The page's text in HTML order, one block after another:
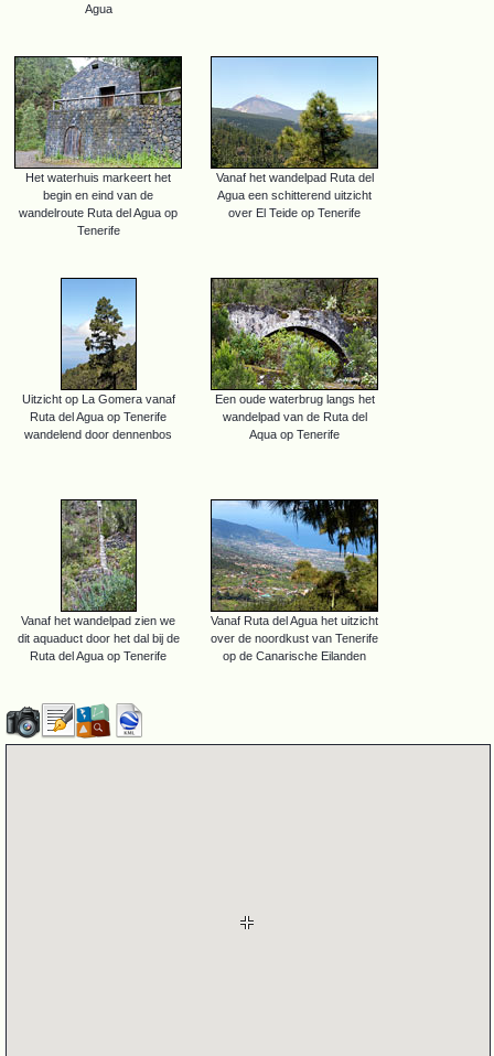
Agua
Het waterhuis markeert het
begin en eind van de
wandelroute Ruta del Agua op
Tenerife
Vanaf het wandelpad Ruta del
Agua een schitterend uitzicht
over El Teide op Tenerife
Uitzicht op La Gomera vanaf
Ruta del Agua op Tenerife
wandelend door dennenbos
Een oude waterbrug langs het
wandelpad van de Ruta del
Aqua op Tenerife
Vanaf het wandelpad zien we
dit aquaduct door het dal bij de
Ruta del Agua op Tenerife
Vanaf Ruta del Agua het uitzicht
over de noordkust van Tenerife
op de Canarische Eilanden